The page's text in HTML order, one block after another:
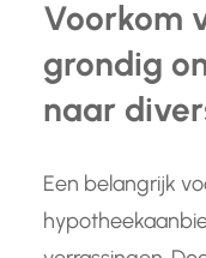
Voorkom
grondig
naar
Een belangrijk